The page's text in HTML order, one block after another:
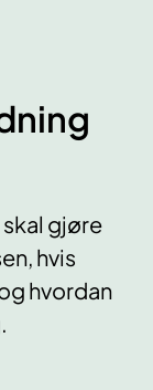
skal gjøre
hvis
hvordan